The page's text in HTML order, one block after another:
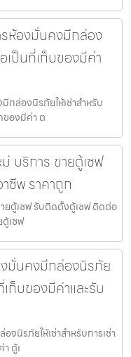
ห้องมั่นคงมีกล่อง
เป็นที่เก็บของมีค่า
ล่องนิรภัยให้เช่าสำหรับ
ของมีค่า ต
บริการ ขายตู้เซฟ
ชีพ ราคาถูก
ายตู้เซฟ รับติดตั้งตู้เซฟ ติดต่อ
เซฟ
มั่นคงมีกล่องนิรภัย
เก็บของมีค่าและรับ
นิรภัยให้เช่าสำหรับการเช่า
ตู้เ